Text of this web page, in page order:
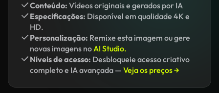
Conteúdo: Vídeos originais e gerados por IA
Especificações: Disponível em qualidade 4K e
HD.
Personalização: Remixe esta imagem ou gere
novas imagens noAI Studio.
Níveis de acesso: Desbloqueie acesso criativo
completo e IA avançada — Veja os preços →